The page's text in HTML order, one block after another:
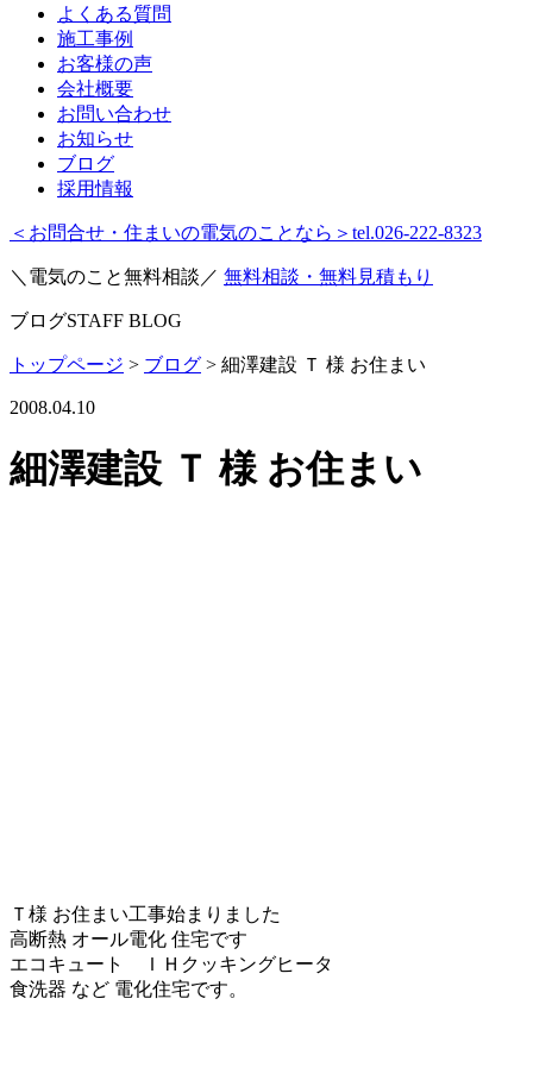
よくある質問
施工事例
お客様の声
会社概要
お問い合わせ
お知らせ
ブログ
採用情報
＜お問合せ・住まいの電気のことなら＞ tel.026-222-8323
＼電気のこと無料相談／ 無料相談・無料見積もり
ブログSTAFF BLOG
トップページ > ブログ > 細澤建設 Ｔ 様 お住まい
2008.04.10
細澤建設 Ｔ 様 お住まい
Ｔ様 お住まい工事始まりました
高断熱 オール電化 住宅です
エコキュート ＩＨクッキングヒータ
食洗器 など 電化住宅です。